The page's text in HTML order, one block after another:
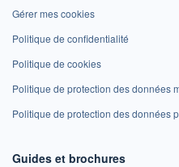
Gérer mes cookies
Politique de confidentialité
Politique de cookies
Politique de protection des données
Politique de protection des données
Guides et brochures